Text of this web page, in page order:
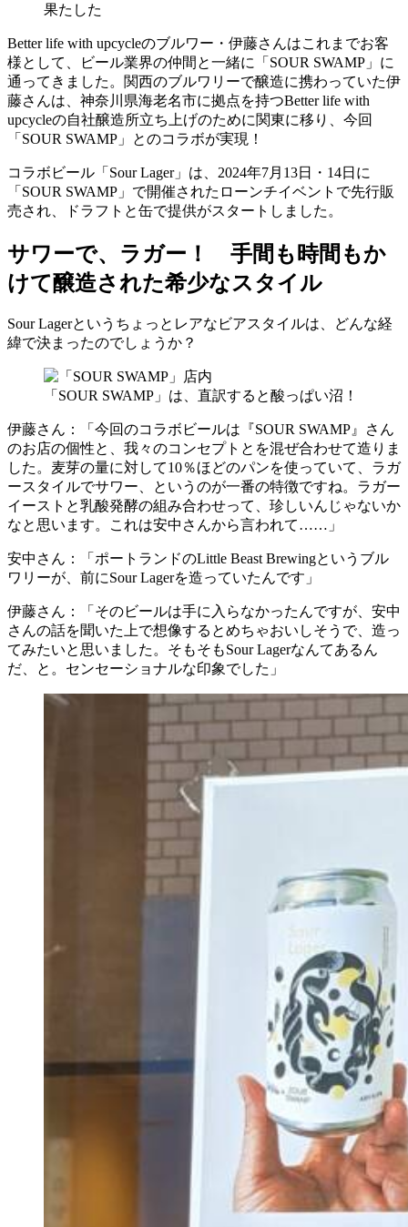
果たした
Better life with upcycleのブルワー・伊藤さんはこれまでお客
様として、ビール業界の仲間と一緒に「SOUR SWAMP」に
通ってきました。関西のブルワリーで醸造に携わっていた伊
藤さんは、神奈川県海老名市に拠点を持つBetter life with
upcycleの自社醸造所立ち上げのために関東に移り、今回
「SOUR SWAMP」とのコラボが実現！
コラボビール「Sour Lager」は、2024年7月13日・14日に
「SOUR SWAMP」で開催されたローンチイベントで先行販
売され、ドラフトと缶で提供がスタートしました。
サワーで、ラガー！ 手間も時間もか
けて醸造された希少なスタイル
Sour Lagerというちょっとレアなビアスタイルは、どんな経
緯で決まったのでしょうか？
「SOUR SWAMP」は、直訳すると酸っぱい沼！
伊藤さん：「今回のコラボビールは『SOUR SWAMP』さん
のお店の個性と、我々のコンセプトとを混ぜ合わせて造りま
した。麦芽の量に対して10％ほどのパンを使っていて、ラガ
ースタイルでサワー、というのが一番の特徴ですね。ラガー
イーストと乳酸発酵の組み合わせって、珍しいんじゃないか
なと思います。これは安中さんから言われて……」
安中さん：「ポートランドのLittle Beast Brewingというブル
ワリーが、前にSour Lagerを造っていたんです」
伊藤さん：「そのビールは手に入らなかったんですが、安中
さんの話を聞いた上で想像するとめちゃおいしそうで、造っ
てみたいと思いました。そもそもSour Lagerなんてあるん
だ、と。センセーショナルな印象でした」